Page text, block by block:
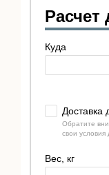
Расчет
Куда
Доставка
Обратите
свои условия
Вес, кг